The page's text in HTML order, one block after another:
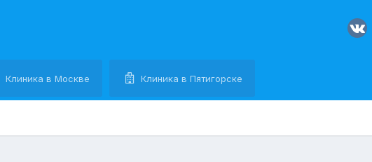
Клиника в Москве Клиника в Пятигорске